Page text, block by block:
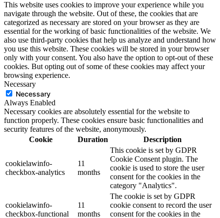
This website uses cookies to improve your experience while you
navigate through the website. Out of these, the cookies that are
categorized as necessary are stored on your browser as they are
essential for the working of basic functionalities of the website. We
also use third-party cookies that help us analyze and understand how
you use this website. These cookies will be stored in your browser
only with your consent. You also have the option to opt-out of these
cookies. But opting out of some of these cookies may affect your
browsing experience.
Necessary
Necessary
Always Enabled
Necessary cookies are absolutely essential for the website to
function properly. These cookies ensure basic functionalities and
security features of the website, anonymously.
Cookie
Duration Description
cookielawinfo-
checkbox-analytics
11
months
This cookie is set by GDPR
Cookie Consent plugin. The
cookie is used to store the user
consent for the cookies in the
category "Analytics".
cookielawinfo-
checkbox-functional
11
months
The cookie is set by GDPR
cookie consent to record the user
consent for the cookies in the